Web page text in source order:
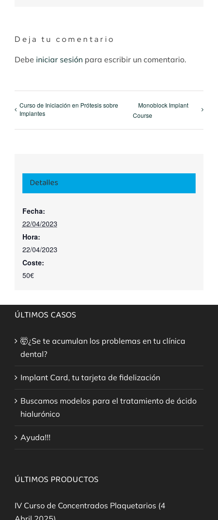
Deja tu comentario
Debe iniciar sesión para escribir un comentario.
Curso de Iniciación en Prótesis sobre
Implantes
Monoblock Implant
Course
Detalles
Fecha:
22/04/2023
Hora:
22/04/2023
Coste:
50€
ÚLTIMOS CASOS
🤯¿Se te acumulan los problemas en tu clínica
dental?
Implant Card, tu tarjeta de fidelización
Buscamos modelos para el tratamiento de ácido
hialurónico
Ayuda!!!
ÚLTIMOS PRODUCTOS
IV Curso de Concentrados Plaquetarios (4